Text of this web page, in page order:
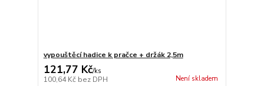
vypouštěcí hadice k pračce + držák 2,5m
121,77 Kč/ks
100,64 Kč bez DPH Není skladem